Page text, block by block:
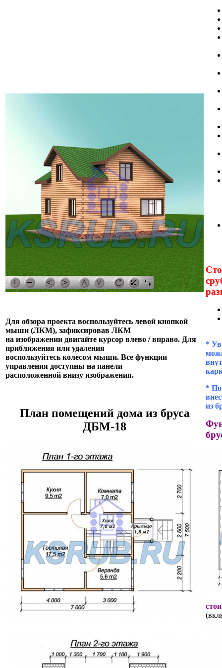
Для обзора проекта воспользуйтесь левой кнопкой
мыши (ЛКМ), зафиксировав ЛКМ
на изображении двигайте курсор влево / вправо. Для
приближения или удаления
воспользуйтесь колесом мыши. Все функции
управления доступны на панели
расположенной внизу изображения.
План помещений дома из бруса
ДБМ-18
*
*
из